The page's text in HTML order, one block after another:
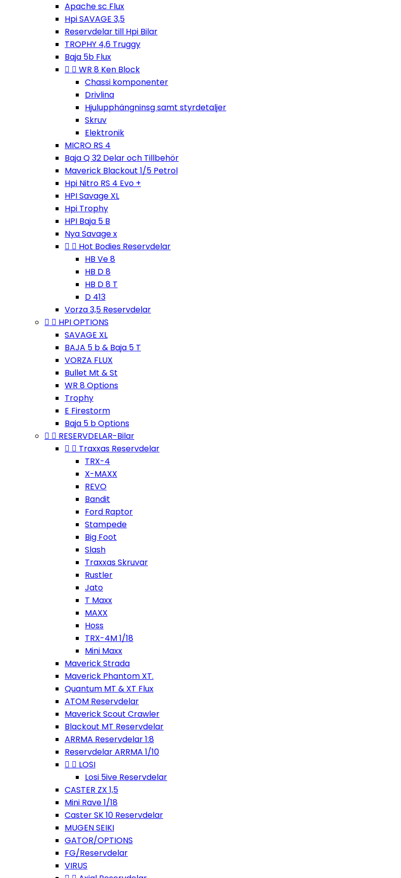
Apache sc Flux
Hpi SAVAGE 3,5
Reservdelar till Hpi Bilar
TROPHY 4,6 Truggy
Baja 5b Flux
  WR 8 Ken Block
Chassi komponenter
Drivlina
Hjulupphängninsg samt styrdetaljer
Skruv
Elektronik
MICRO RS 4
Baja Q 32 Delar och Tillbehör
Maverick Blackout 1/5 Petrol
Hpi Nitro RS 4 Evo +
HPI Savage XL
Hpi Trophy
HPI Baja 5 B
Nya Savage x
  Hot Bodies Reservdelar
HB Ve 8
HB D 8
HB D 8 T
D 413
Vorza 3,5 Reservdelar
  HPI OPTIONS
SAVAGE XL
BAJA 5 b & Baja 5 T
VORZA FLUX
Bullet Mt & St
WR 8 Options
Trophy
E Firestorm
Baja 5 b Options
  RESERVDELAR-Bilar
  Traxxas Reservdelar
TRX-4
X-MAXX
REVO
Bandit
Ford Raptor
Stampede
Big Foot
Slash
Traxxas Skruvar
Rustler
Jato
T Maxx
MAXX
Hoss
TRX-4M 1/18
Mini Maxx
Maverick Strada
Maverick Phantom XT.
Quantum MT & XT Flux
ATOM Reservdelar
Maverick Scout Crawler
Blackout MT Reservdelar
ARRMA Reservdelar 1:8
Reservdelar ARRMA 1/10
  LOSI
Losi 5ive Reservdelar
CASTER ZX 1,5
Mini Rave 1/18
Caster SK 10 Reservdelar
MUGEN SEIKI
GATOR/OPTIONS
FG/Reservdelar
VIRUS